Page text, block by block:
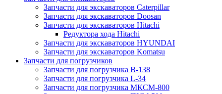
Запчасти для экскаваторов Caterpillar
Запчасти для экскаваторов Doosan
Запчасти для экскаваторов Hitachi
Редуктора хода Hitachi
Запчасти для экскаваторов HYUNDAI
Запчасти для экскаваторов Komatsu
Запчасти для погрузчиков
Запчасти для погрузчика B-138
Запчасти для погрузчика L-34
Запчасти для погрузчика МКСМ-800